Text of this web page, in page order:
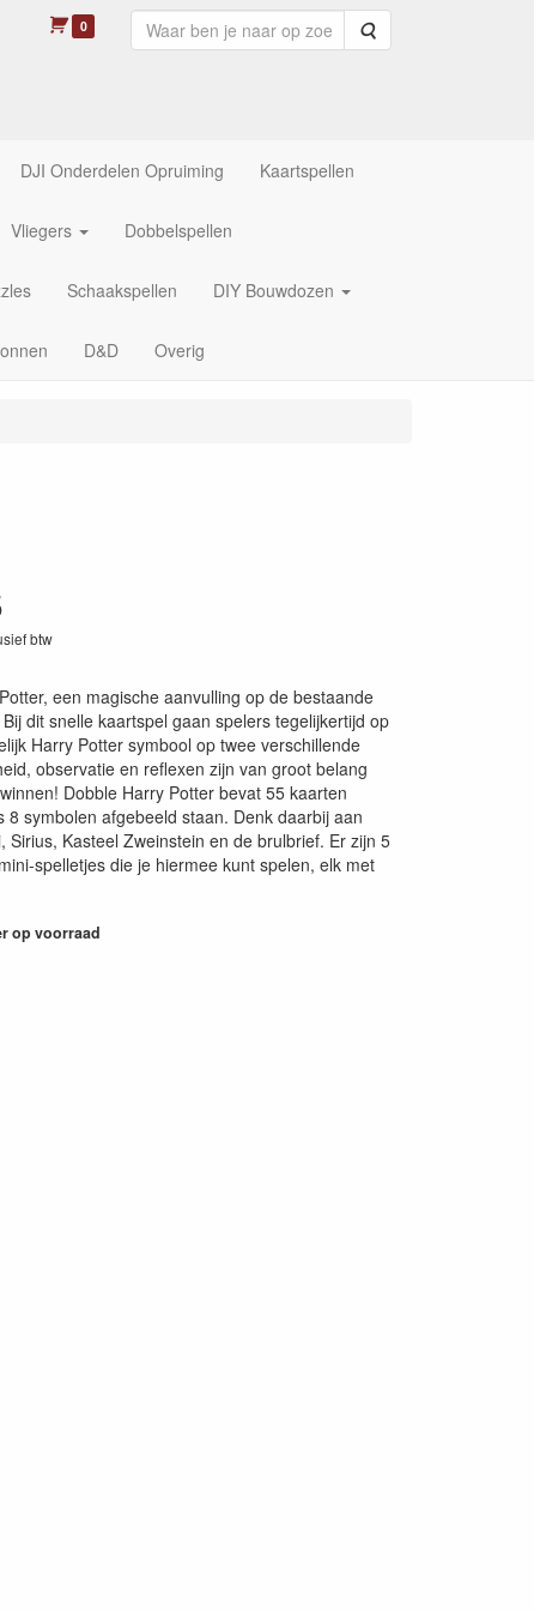
0 Zoeken
DJI Onderdelen Opruiming Kaartspellen
Vliegers Dobbelspellen
Schaakspellen DIY Bouwdozen
D&D Overig
btw
een magische aanvulling op de bestaande
dit snelle kaartspel gaan spelers tegelijkertijd op
Harry Potter symbool op twee verschillende
observatie en reflexen zijn van groot belang
Dobble Harry Potter bevat 55 kaarten
8 symbolen afgebeeld staan. Denk daarbij aan
Sirius, Kasteel Zweinstein en de brulbrief. Er zijn 5
spelletjes die je hiermee kunt spelen, elk met
op voorraad